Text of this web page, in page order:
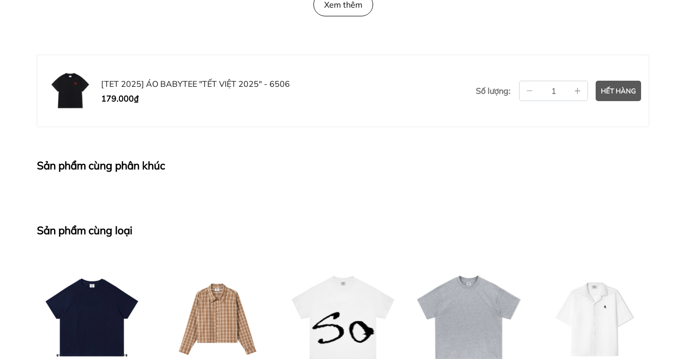
Xem thêm
[TET 2025] ÁO BABYTEE "TẾT VIỆT 2025" - 6506
179.000₫
Số lượng: HẾT HÀNG
Sản phẩm cùng phân khúc
Sản phẩm cùng loại